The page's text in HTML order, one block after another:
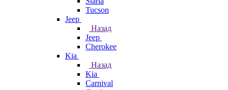
Tucson
Jeep
Назад
Jeep
Cherokee
Kia
Назад
Kia
Carnival